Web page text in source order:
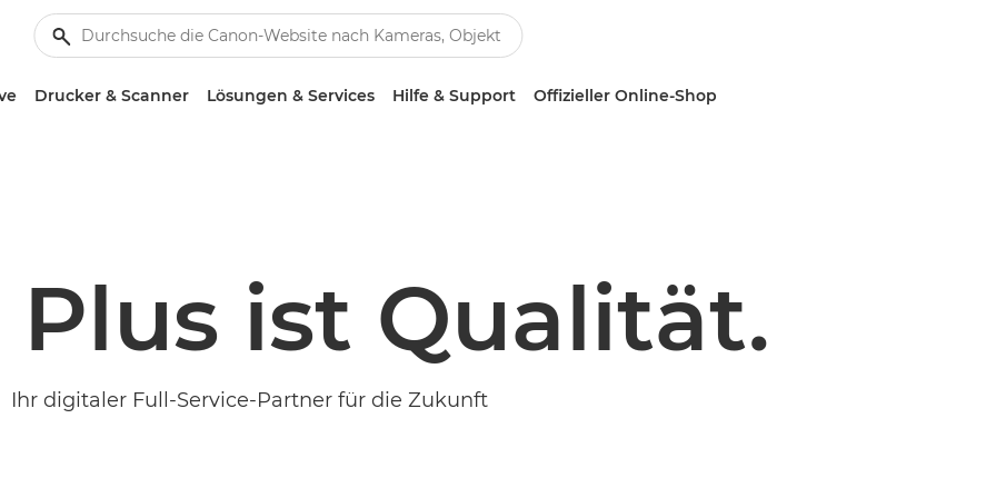
Drucker & Scanner Lösungen & Services Hilfe & Support Offizieller Online-Shop
Plus ist Qualität.
Ihr digitaler Full-Service-Partner für die Zukunft